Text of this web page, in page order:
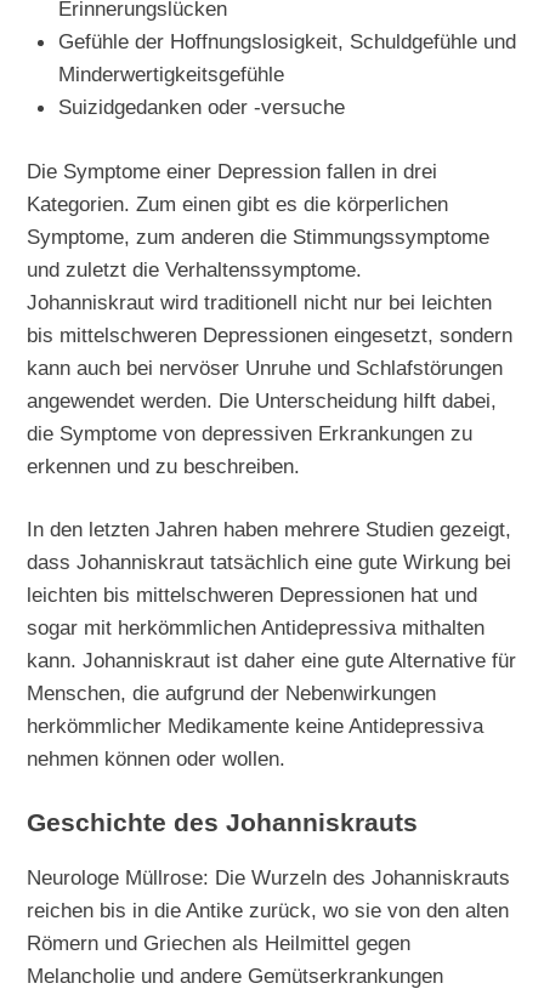
Erinnerungslücken
Gefühle der Hoffnungslosigkeit, Schuldgefühle und
Minderwertigkeitsgefühle
Suizidgedanken oder -versuche
Die Symptome einer Depression fallen in drei
Kategorien. Zum einen gibt es die körperlichen
Symptome, zum anderen die Stimmungssymptome
und zuletzt die Verhaltenssymptome.
Johanniskraut wird traditionell nicht nur bei leichten
bis mittelschweren Depressionen eingesetzt, sondern
kann auch bei nervöser Unruhe und Schlafstörungen
angewendet werden. Die Unterscheidung hilft dabei,
die Symptome von depressiven Erkrankungen zu
erkennen und zu beschreiben.
In den letzten Jahren haben mehrere Studien gezeigt,
dass Johanniskraut tatsächlich eine gute Wirkung bei
leichten bis mittelschweren Depressionen hat und
sogar mit herkömmlichen Antidepressiva mithalten
kann. Johanniskraut ist daher eine gute Alternative für
Menschen, die aufgrund der Nebenwirkungen
herkömmlicher Medikamente keine Antidepressiva
nehmen können oder wollen.
Geschichte des Johanniskrauts
Neurologe Müllrose: Die Wurzeln des Johanniskrauts
reichen bis in die Antike zurück, wo sie von den alten
Römern und Griechen als Heilmittel gegen
Melancholie und andere Gemütserkrankungen